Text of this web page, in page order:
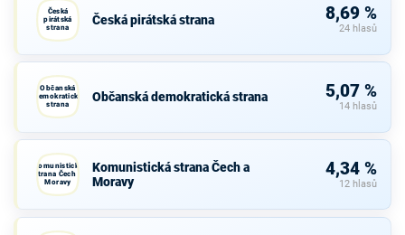
Česká
pirátská
strana
Česká pirátská strana 8,69 %
24 hlasů
Občanská
demokratická
strana
Občanská demokratická strana 5,07 %
14 hlasů
Komunistická
strana Čech a
Moravy
Komunistická strana Čech a
Moravy
4,34 %
12 hlasů